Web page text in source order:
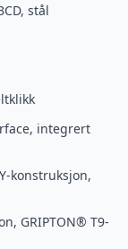
stål
integrert
konstruksjon,
GRIPTON® T9-